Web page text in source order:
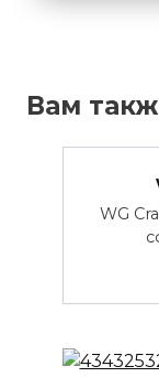
Вам
WG